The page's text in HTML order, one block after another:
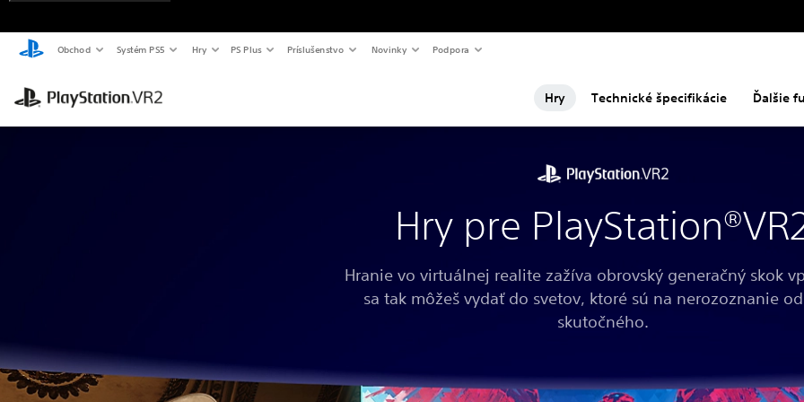
Obchod Systém PS5 Hry PS Plus Príslušenstvo Novinky Podpora
Hry Technické špecifikácie Ďalšie
Hry pre
Hranie vo virtuálnej realite zažíva obrovský generačný skok
sa tak môžeš vydať do svetov, ktoré sú na nerozoznanie
skutočného.